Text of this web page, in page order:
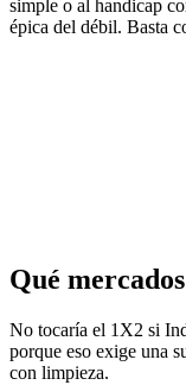
simple o al handicap
épica del débil. Basta
Qué
No tocaría el 1X2 si
porque eso exige una
con limpieza.